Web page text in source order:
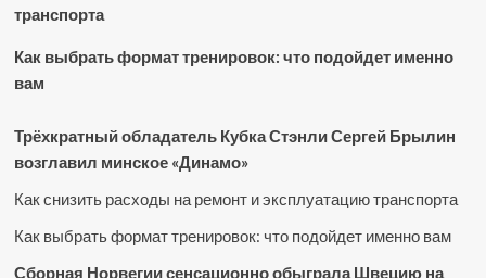
транспорта
Как выбрать формат тренировок: что подойдет именно
вам
Трёхкратный обладатель Кубка Стэнли Сергей Брылин
возглавил минское «Динамо»
Как снизить расходы на ремонт и эксплуатацию транспорта
Как выбрать формат тренировок: что подойдет именно вам
Сборная Норвегии сенсационно обыграла Швецию на